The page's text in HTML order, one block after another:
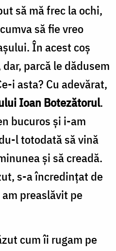
să mă frec la ochi,
să fie vreo
În acest coş
parcă le dădusem
i asta? Cu adevărat,
Ioan Botezătorul.
bucuros şi i-am
l totodată să vină
şi să creadă.
s-a încredinţat de
preaslăvit pe
cum îi rugam pe